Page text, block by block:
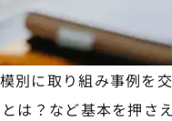
別に取り組み事例を交
は？など基本を押さえ